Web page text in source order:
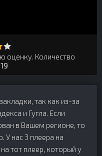
оценку. Количество
19
так как из-за
и Гугла. Если
в Вашем регионе, то
У нас 3 плеера на
тот плеер, который у